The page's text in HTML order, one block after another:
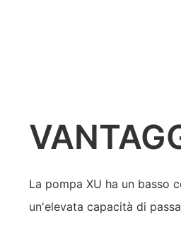
La pompa XU ha un basso
un'elevata capacità di